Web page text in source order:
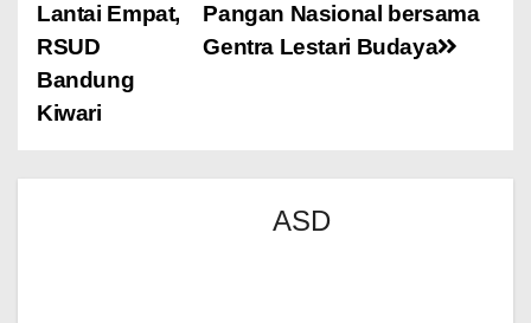
Pangan Nasional bersama
Gentra Lestari Budaya
Lantai Empat,
RSUD
Bandung
Kiwari
ASD